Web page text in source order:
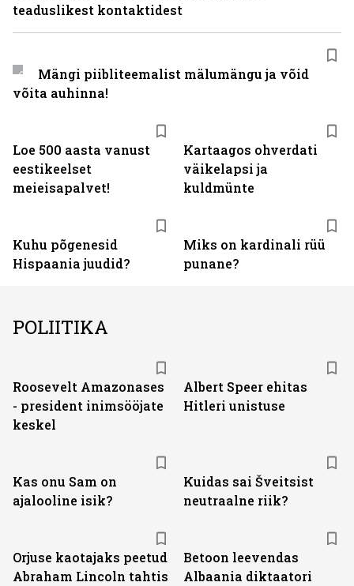
Loe 500 aasta vanust
eestikeelset
meieisapalvet!
Kartaagos ohverdati
väikelapsi ja
kuldmünte
Kuhu põgenesid
Hispaania juudid?
Miks on kardinali rüü
punane?
teaduslikest kontaktidest
Mängi piibliteemalist mälumängu ja võid
võita auhinna!
POLIITIKA
Roosevelt Amazonases
- president inimsööjate
keskel
Albert Speer ehitas
Hitleri unistuse
Kas onu Sam on
ajalooline isik?
Kuidas sai Šveitsist
neutraalne riik?
Orjuse kaotajaks peetud
Abraham Lincoln tahtis
Betoon leevendas
Albaania diktaatori